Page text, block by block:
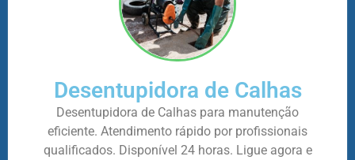
Desentupidora de Calhas
Desentupidora de Calhas para manutenção
eficiente. Atendimento rápido por profissionais
qualificados. Disponível 24 horas. Ligue agora e